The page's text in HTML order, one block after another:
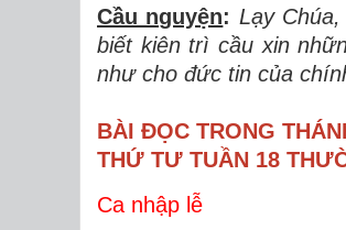
Cầu nguyện: Lạy
biết kiên trì cầu xin
như cho đức tin của
BÀI ĐỌC TRONG
THỨ TƯ TUẦN 18
Ca nhập lễ